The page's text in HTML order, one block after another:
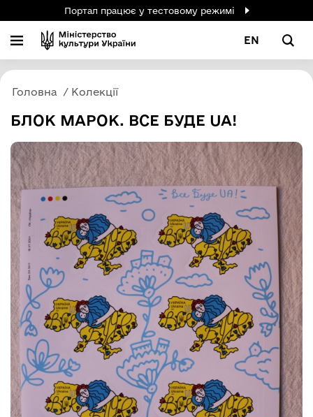
Портал працює у тестовому режимі
EN
Головна Колекції
БЛОК МАРОК. ВСЕ БУДЕ UA!